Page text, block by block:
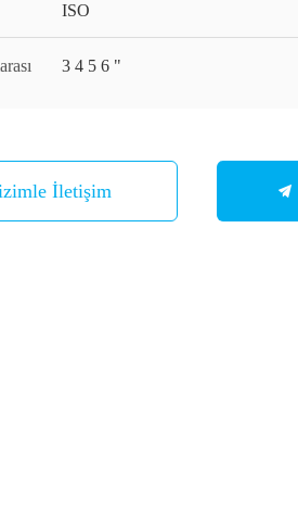
ISO
3 4 5 6 "
İletişim